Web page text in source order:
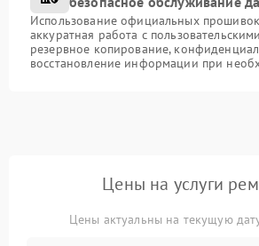
Использование официальных
аккуратная работа с
резервное копирование,
восстановление информации при
Цены на услуги
Цены актуальны на текущую